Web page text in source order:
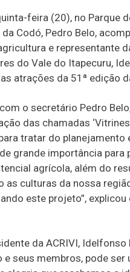
feira (20), no Parque
Codó, Pedro Belo,
e representante
do Vale do Itapecuru,
atrações da 51ª edição
o secretário Pedro
das chamadas
tratar do planejamento
grande importância
agrícola, além do
as culturas da nossa
este projeto”,
da ACRIVI,
seus membros, pode ser